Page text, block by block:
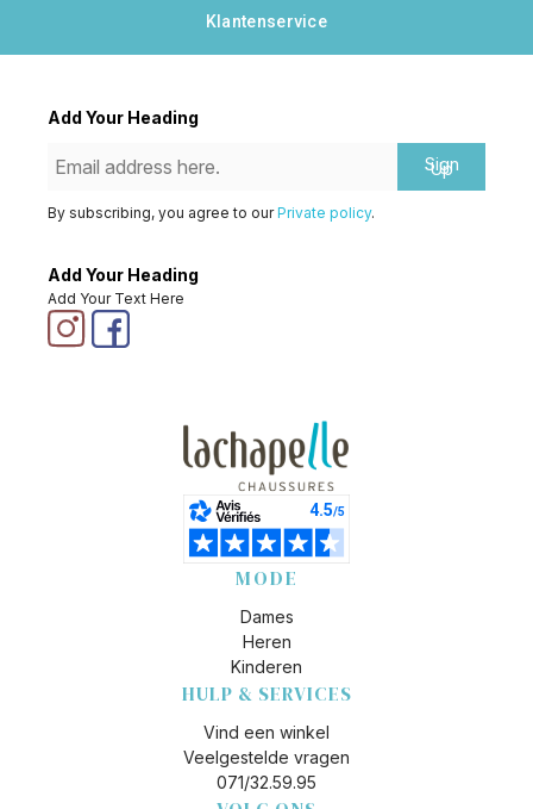
Klantenservice
Add Your Heading
Sign
Up
By subscribing, you agree to ourPrivate policy.
Add Your Heading
Add Your Text Here
MODE
Dames
Heren
Kinderen
HULP & SERVICES
Vind een winkel
Veelgestelde vragen
071/32.59.95